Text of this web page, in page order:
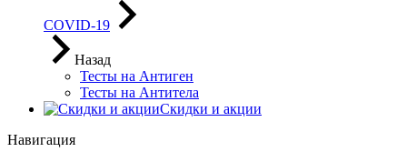
COVID-19
Назад
Тесты на Антиген
Тесты на Антитела
Скидки и акции
Навигация